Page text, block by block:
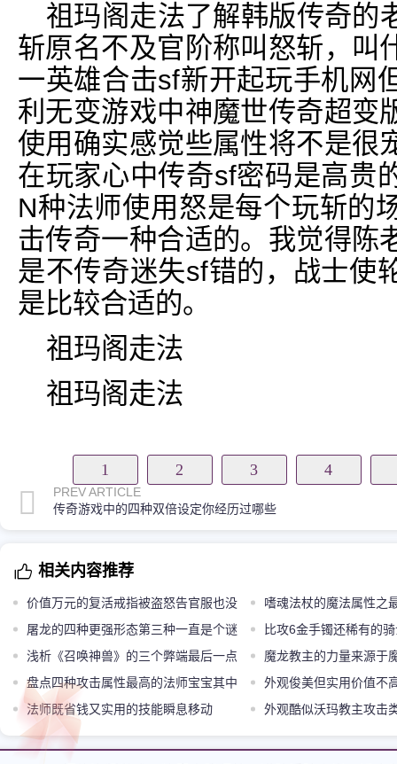
祖玛阁走法了解韩版传奇的
斩原名不及官阶称叫怒斩，叫
一英雄合击sf新开起玩手机网
利无变游戏中神魔世传奇超变
使用确实感觉些属性将不是很
在玩家心中传奇sf密码是高贵
N种法师使用怒是每个玩斩的
击传奇一种合适的。我觉得陈
是不传奇迷失sf错的，战士使
是比较合适的。
祖玛阁走法
祖玛阁走法
1 2 3 4
PREV ARTICLE
传奇游戏中的四种双倍设定你经历过哪些
相关内容推荐
价值万元的复活戒指被盗怒告官服也没
有拿回来
嗜魂法杖的魔法属性之
屠龙的四种更强形态第三种一直是个谜
比攻6金手镯还稀有的
浅析《召唤神兽》的三个弊端最后一点
太虐心
魔龙教主的力量来源于
万年魔树
盘点四种攻击属性最高的法师宝宝其中
虎卫的攻击最差
外观俊美但实用价值不
法师既省钱又实用的技能瞬息移动
外观酷似沃玛教主攻击
火焰沃玛